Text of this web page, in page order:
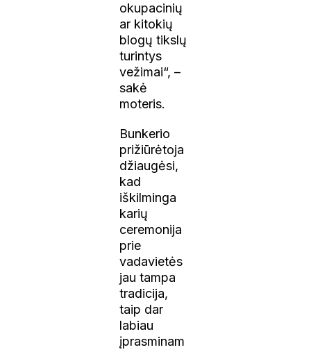
okupacinių
ar kitokių
blogų tikslų
turintys
vežimai“, –
sakė
moteris.
Bunkerio
prižiūrėtoja
džiaugėsi,
kad
iškilminga
karių
ceremonija
prie
vadavietės
jau tampa
tradicija,
taip dar
labiau
įprasminam